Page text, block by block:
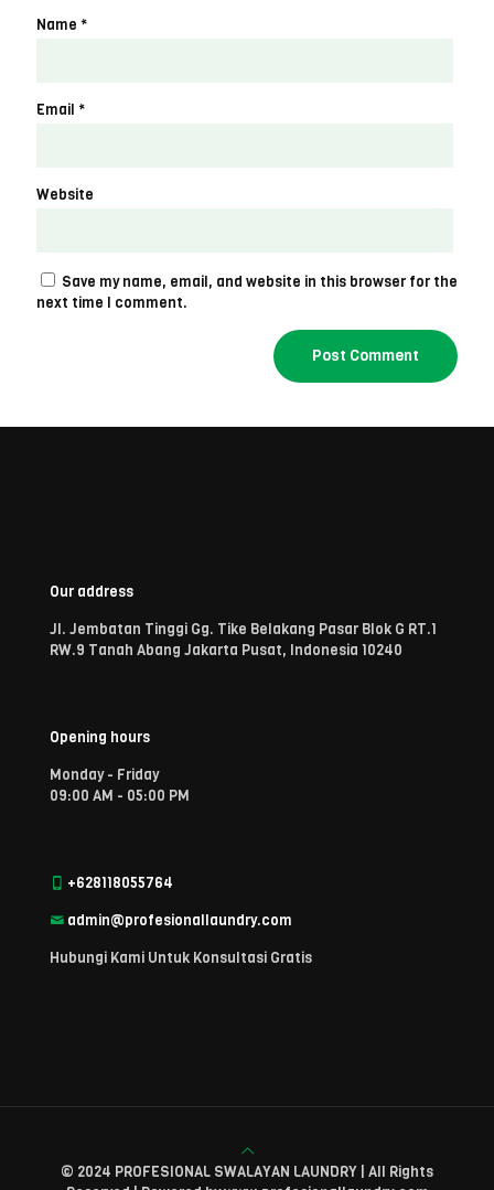
Name *
Email *
Website
Save my name, email, and website in this browser for the
next time I comment.
Our address
Jl. Jembatan Tinggi Gg. Tike Belakang Pasar Blok G RT.1
RW.9 Tanah Abang Jakarta Pusat, Indonesia 10240
Opening hours
Monday - Friday
09:00 AM - 05:00 PM
+628118055764
admin@profesionallaundry.com
Hubungi Kami Untuk Konsultasi Gratis
© 2024 PROFESIONAL SWALAYAN LAUNDRY | All Rights